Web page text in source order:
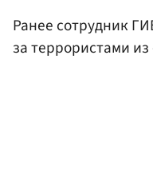
Ранее сотрудник
за террористами из